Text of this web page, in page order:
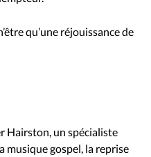
qu’une réjouissance de
Hairston, un spécialiste
musique gospel, la reprise